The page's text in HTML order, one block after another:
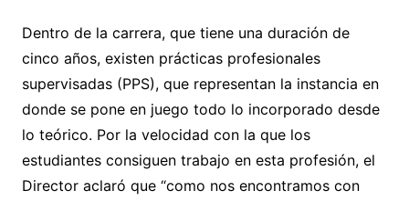
Dentro de la carrera, que tiene una duración de
cinco años, existen prácticas profesionales
supervisadas (PPS), que representan la instancia en
donde se pone en juego todo lo incorporado desde
lo teórico. Por la velocidad con la que los
estudiantes consiguen trabajo en esta profesión, el
Director aclaró que “como nos encontramos con